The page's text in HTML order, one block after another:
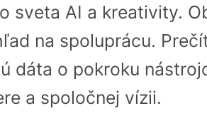
sveta AI a kreativity.
na spoluprácu.
dáta o pokroku
a spoločnej vízii.